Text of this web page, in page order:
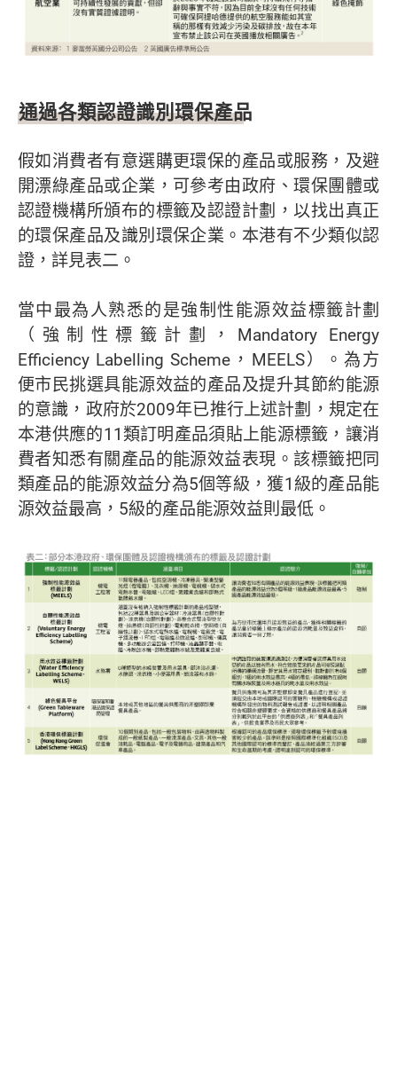
通過各類認證識別環保產品
假如消費者有意選購更環保的產品或服務，及避
開漂綠產品或企業，可參考由政府、環保團體或
認證機構所頒布的標籤及認證計劃，以找出真正
的環保產品及識別環保企業。本港有不少類似認
證，詳見表二。
當中最為人熟悉的是強制性能源效益標籤計劃
（強制性標籤計劃，Mandatory Energy
Efficiency Labelling Scheme，MEELS）。為方
便市民挑選具能源效益的產品及提升其節約能源
的意識，政府於2009年已推行上述計劃，規定在
本港供應的11類訂明產品須貼上能源標籤，讓消
費者知悉有關產品的能源效益表現。該標籤把同
類產品的能源效益分為5個等級，獲1級的產品能
源效益最高，5級的產品能源效益則最低。